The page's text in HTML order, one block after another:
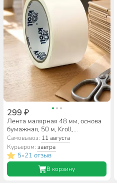
299 ₽
Лента малярная 48 мм, основа
бумажная, 50 м, Kroll,
крепированная, 5050/025
Самовывоз: 11 августа
Курьером:завтра
5•21 отзыв
В корзину